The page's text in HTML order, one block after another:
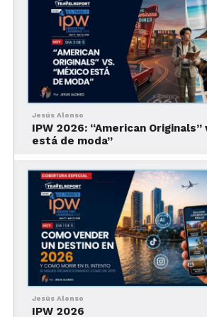
Presenta un porcentaje anual de
41 por ciento, misma cantidad de
nublados y un restante 18 de días
La temporada de lluvias va desde
octubre. Le sigue una época de
a enero).
Arrecife
Jesús Alonso
IPW 2026: “American Originals”
está de moda”
Jesús Alonso
IPW 2026